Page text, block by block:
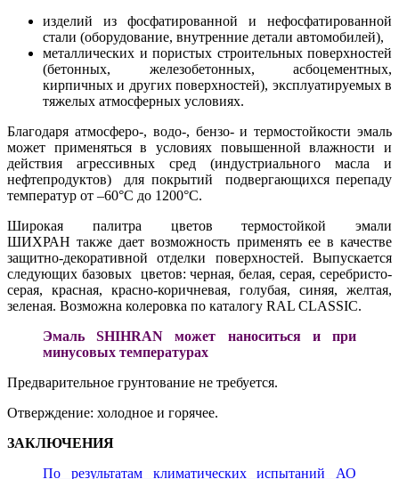
изделий из фосфатированной и нефосфатированной
стали (оборудование, внутренние детали автомобилей),
металлических и пористых строительных поверхностей
(бетонных, железобетонных, асбоцементных,
кирпичных и других поверхностей), эксплуатируемых в
тяжелых атмосферных условиях.
Благодаря атмосферо-, водо-, бензо- и термостойкости эмаль
может применяться в условиях повышенной влажности и
действия агрессивных сред (индустриального масла и
нефтепродуктов) для покрытий подвергающихся перепаду
температур от –60°С до 1200°С.
Широкая палитра цветов термостойкой эмали
ШИХРАН также дает возможность применять ее в качестве
защитно-декоративной отделки поверхностей. Выпускается
следующих базовых цветов: черная, белая, серая, серебристо-
серая, красная, красно-коричневая, голубая, синяя, желтая,
зеленая. Возможна колеровка по каталогу RAL CLASSIC.
Эмаль SHIHRAN может наноситься и при
минусовых температурах
Предварительное грунтование не требуется.
Отверждение: холодное и горячее.
ЗАКЛЮЧЕНИЯ
По результатам климатических испытаний АО